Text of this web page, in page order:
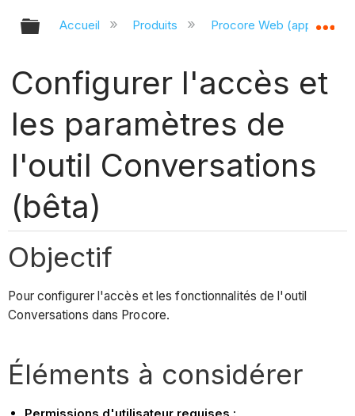
Développer/réduire la hiérarchie
Accueil Produits Procore Web
Configurer l'accès et
les paramètres de
l'outil Conversations
(bêta)
Objectif
Pour configurer l'accès et les fonctionnalités de l'outil
Conversations dans Procore.
Éléments à considérer